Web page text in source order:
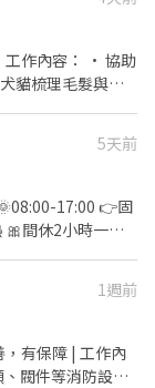
沒有提供交通車
( 周休、假日早
4 倉 : 觀音區玉林
桃園 6 倉：大園
桃園 RC8：楊梅
都是無缺額 ) - ((
工作時間 】 早班
費供餐 ♦️ 冰箱、
應徵方式】
貓梳理毛髮與簡
5天前
1週前
| 工作內